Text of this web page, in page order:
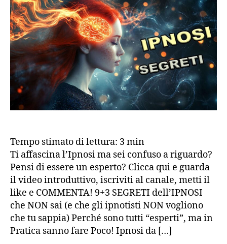
che
sai
(e
gli
che
Tempo stimato di lettura: 3 min
Ti affascina l’Ipnosi ma sei confuso a riguardo?
Pensi di essere un esperto? Clicca qui e guarda
il video introduttivo, iscriviti al canale, metti il
like e COMMENTA! 9+3 SEGRETI dell’IPNOSI
che NON sai (e che gli ipnotisti NON vogliono
che tu sappia) Perché sono tutti “esperti”, ma in
Pratica sanno fare Poco! Ipnosi da […]